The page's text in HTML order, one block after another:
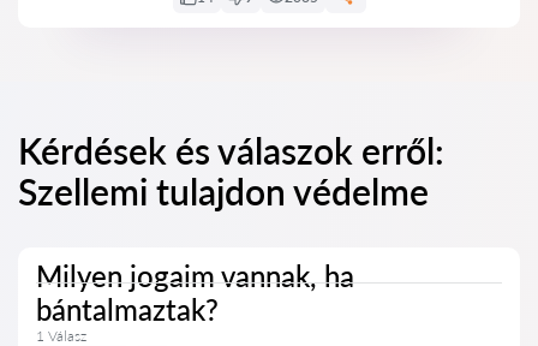
Kérdések és válaszok erről:
Szellemi tulajdon védelme
Milyen jogaim vannak, ha
bántalmaztak?
1 Válasz